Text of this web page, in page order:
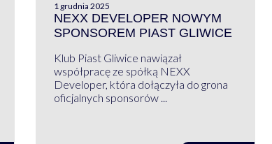
1 grudnia 2025
NEXX DEVELOPER NOWYM
SPONSOREM PIAST GLIWICE
Klub Piast Gliwice nawiązał
współpracę ze spółką NEXX
Developer, która dołączyła do grona
oficjalnych sponsorów ...